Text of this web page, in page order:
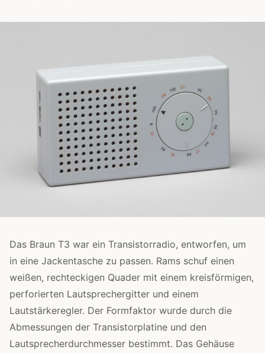
Das Braun T3 war ein Transistorradio, entworfen, um
in eine Jackentasche zu passen. Rams schuf einen
weißen, rechteckigen Quader mit einem kreisförmigen,
perforierten Lautsprechergitter und einem
Lautstärkeregler. Der Formfaktor wurde durch die
Abmessungen der Transistorplatine und den
Lautsprecherdurchmesser bestimmt. Das Gehäuse